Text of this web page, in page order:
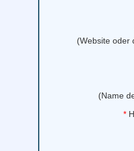
(Website oder
(Name
*